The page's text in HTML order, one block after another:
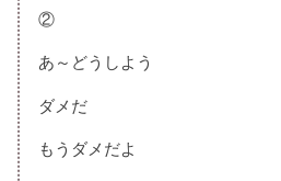
②
あ～どうしよう
ダメだ
もうダメだよ